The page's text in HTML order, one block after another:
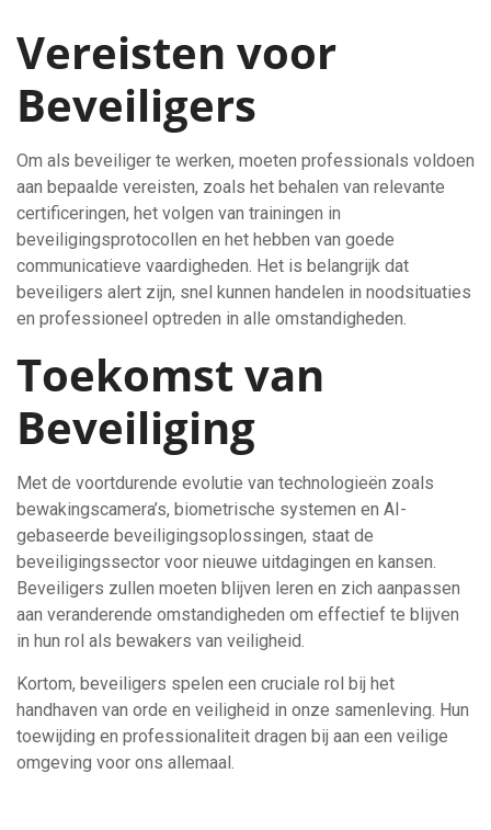
Vereisten voor
Beveiligers
Om als beveiliger te werken, moeten professionals voldoen
aan bepaalde vereisten, zoals het behalen van relevante
certificeringen, het volgen van trainingen in
beveiligingsprotocollen en het hebben van goede
communicatieve vaardigheden. Het is belangrijk dat
beveiligers alert zijn, snel kunnen handelen in noodsituaties
en professioneel optreden in alle omstandigheden.
Toekomst van
Beveiliging
Met de voortdurende evolutie van technologieën zoals
bewakingscamera’s, biometrische systemen en AI-
gebaseerde beveiligingsoplossingen, staat de
beveiligingssector voor nieuwe uitdagingen en kansen.
Beveiligers zullen moeten blijven leren en zich aanpassen
aan veranderende omstandigheden om effectief te blijven
in hun rol als bewakers van veiligheid.
Kortom, beveiligers spelen een cruciale rol bij het
handhaven van orde en veiligheid in onze samenleving. Hun
toewijding en professionaliteit dragen bij aan een veilige
omgeving voor ons allemaal.